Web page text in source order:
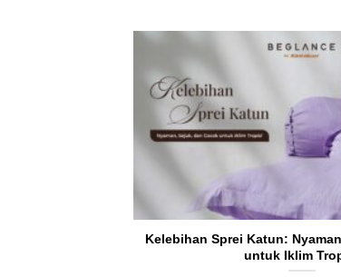
Kelebihan Sprei Katun:
untuk Iklim